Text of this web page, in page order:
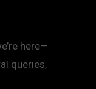
here—
queries,